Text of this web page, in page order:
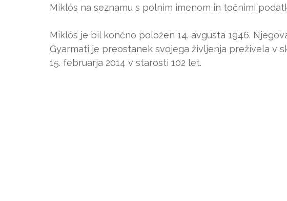
Miklós na seznamu s polnim imenom in točnimi
Miklós je bil končno položen 14. avgusta 1946.
Gyarmati je preostanek svojega življenja preživela v
15. februarja 2014 v starosti 102 let.